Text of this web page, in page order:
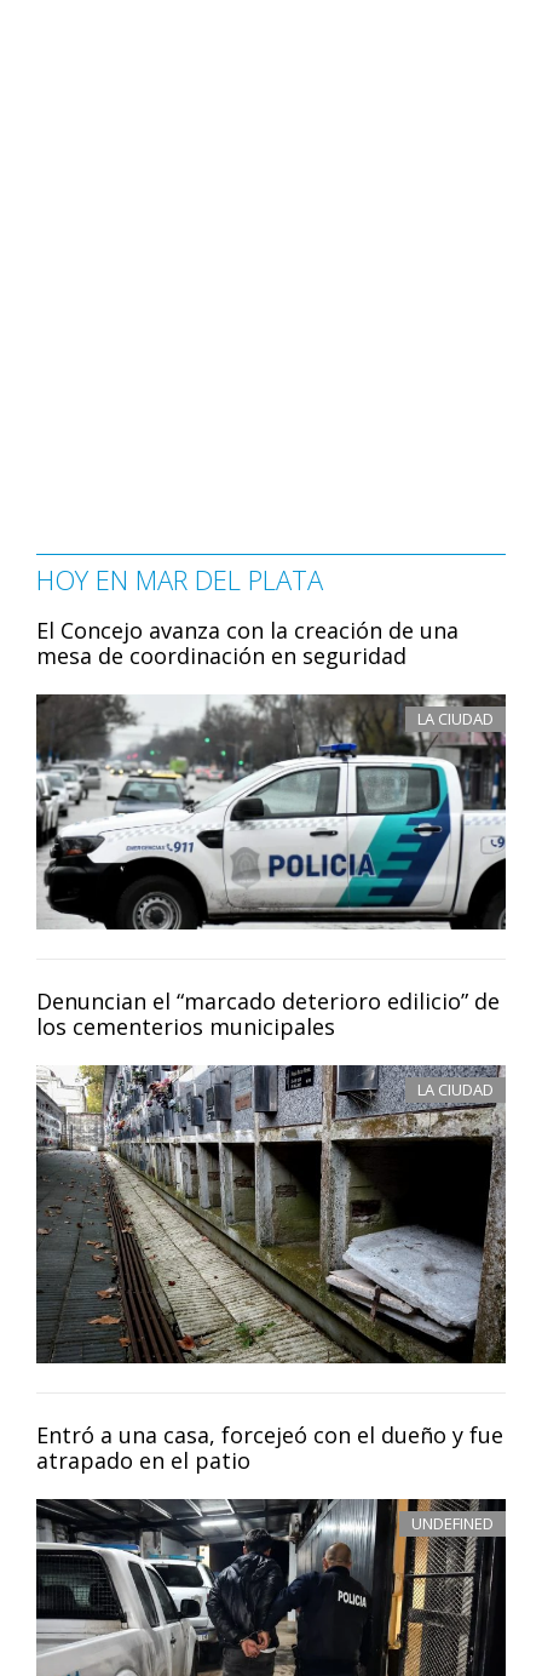
HOY EN MAR DEL PLATA
El Concejo avanza con la creación de una
mesa de coordinación en seguridad
LA CIUDAD
Denuncian el “marcado deterioro edilicio” de
los cementerios municipales
LA CIUDAD
Entró a una casa, forcejeó con el dueño y fue
atrapado en el patio
UNDEFINED